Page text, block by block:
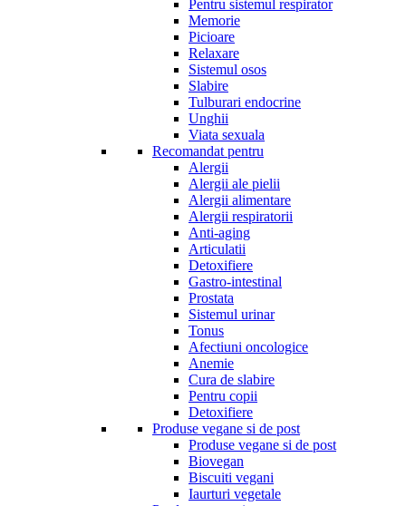
Pentru sistemul respirator
Memorie
Picioare
Relaxare
Sistemul osos
Slabire
Tulburari endocrine
Unghii
Viata sexuala
Recomandat pentru
Alergii
Alergii ale pielii
Alergii alimentare
Alergii respiratorii
Anti-aging
Articulatii
Detoxifiere
Gastro-intestinal
Prostata
Sistemul urinar
Tonus
Afectiuni oncologice
Anemie
Cura de slabire
Pentru copii
Detoxifiere
Produse vegane si de post
Produse vegane si de post
Biovegan
Biscuiti vegani
Iaurturi vegetale